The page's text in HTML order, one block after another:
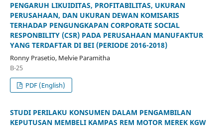
PENGARUH LIKUIDITAS, PROFITABILITAS, UKURAN
PERUSAHAAN, DAN UKURAN DEWAN KOMISARIS
TERHADAP PENGUNGKAPAN CORPORATE SOCIAL
RESPONBILITY (CSR) PADA PERUSAHAAN MANUFAKTUR
YANG TERDAFTAR DI BEI (PERIODE 2016-2018)
Ronny Prasetio, Melvie Paramitha
B-25
PDF (English)
STUDI PERILAKU KONSUMEN DALAM PENGAMBILAN
KEPUTUSAN MEMBELI KAMPAS REM MOTOR MEREK KGW